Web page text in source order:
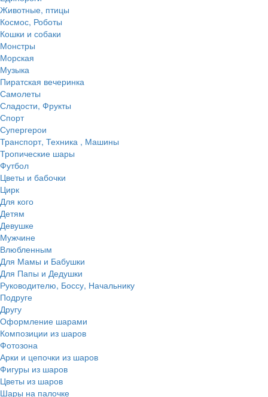
Животные, птицы
Космос, Роботы
Кошки и собаки
Монстры
Морская
Музыка
Пиратская вечеринка
Самолеты
Сладости, Фрукты
Спорт
Супергерои
Транспорт, Техника , Машины
Тропические шары
Футбол
Цветы и бабочки
Цирк
Для кого
Детям
Девушке
Мужчине
Влюбленным
Для Мамы и Бабушки
Для Папы и Дедушки
Руководителю, Боссу, Начальнику
Подруге
Другу
Оформление шарами
Композиции из шаров
Фотозона
Арки и цепочки из шаров
Фигуры из шаров
Цветы из шаров
Шары на палочке